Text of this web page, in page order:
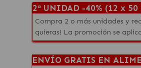
2ª UNIDAD -40% (12 x
Compra 2 o más unidades y
quieras! La promoción se
ENVÍO GRATIS EN